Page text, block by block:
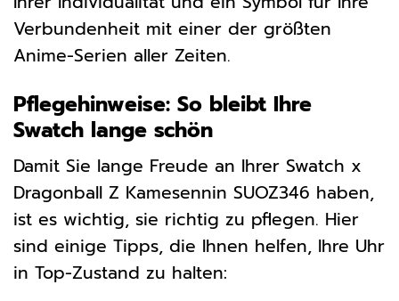
Verbundenheit mit einer der größten
Anime-Serien aller Zeiten.
Pflegehinweise: So bleibt Ihre
Swatch lange schön
Damit Sie lange Freude an Ihrer Swatch x
Dragonball Z Kamesennin SUOZ346 haben,
ist es wichtig, sie richtig zu pflegen. Hier
sind einige Tipps, die Ihnen helfen, Ihre Uhr
in Top-Zustand zu halten: